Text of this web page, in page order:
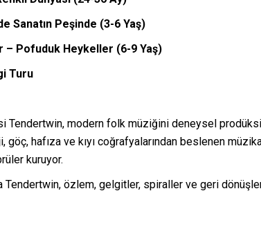
Sanatın Peşinde (3-6 Yaş)
– Pofuduk Heykeller (6-9 Yaş)
Turu
Tendertwin, modern folk müziğini deneysel
göç, hafıza ve kıyı coğrafyalarından beslenen
kuruyor.
Tendertwin, özlem, gelgitler, spiraller ve geri